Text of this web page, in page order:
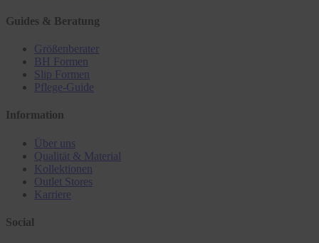
Guides & Beratung
Größenberater
BH Formen
Slip Formen
Pflege-Guide
Information
Über uns
Qualität & Material
Kollektionen
Outlet Stores
Karriere
Social